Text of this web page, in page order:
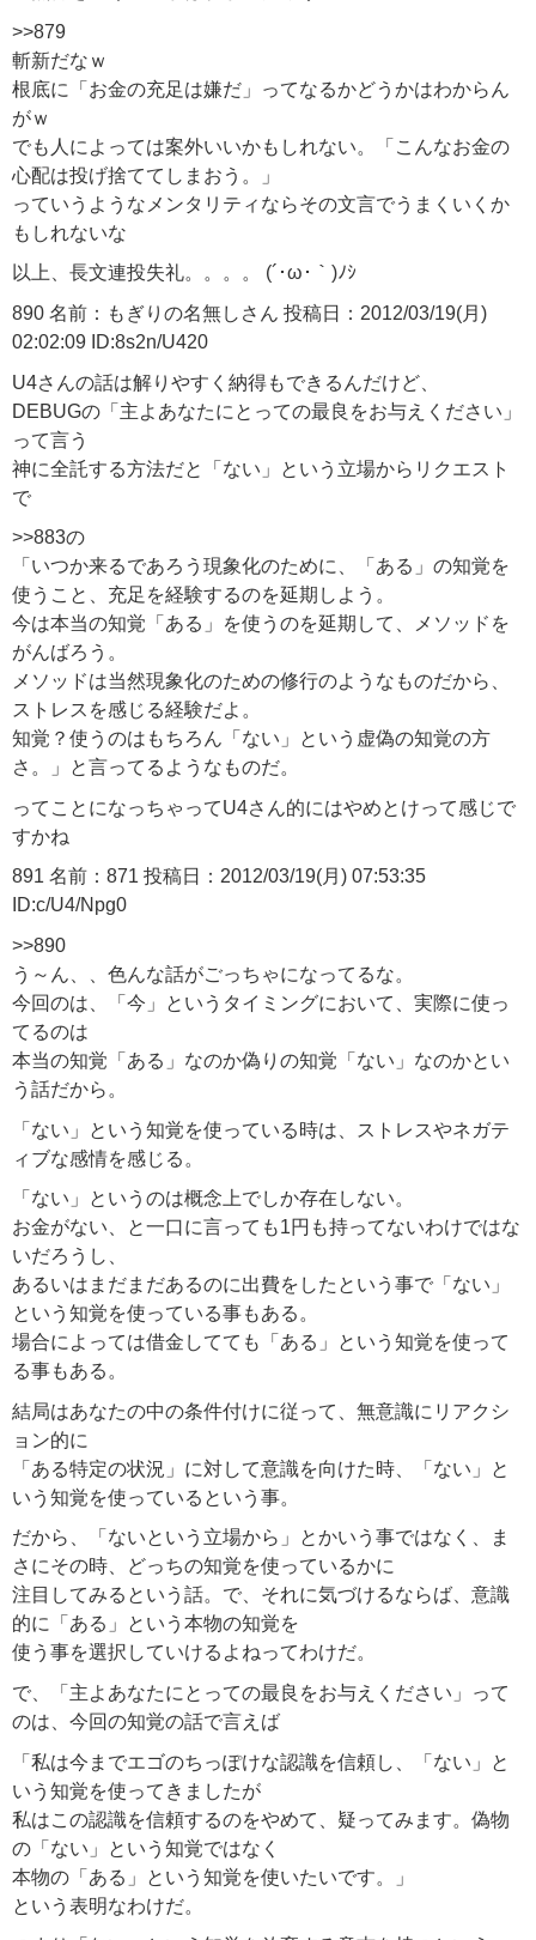
>>879
斬新だなｗ
根底に「お金の充足は嫌だ」ってなるかどうかはわからん
がｗ
でも人によっては案外いいかもしれない。「こんなお金の
心配は投げ捨ててしまおう。」
っていうようなメンタリティならその文言でうまくいくか
もしれないな
以上、長文連投失礼。。。。 (´･ω･｀)ﾉｼ
890 名前：もぎりの名無しさん 投稿日：2012/03/19(月)
02:02:09 ID:8s2n/U420
U4さんの話は解りやすく納得もできるんだけど、
DEBUGの「主よあなたにとっての最良をお与えください」
って言う
神に全託する方法だと「ない」という立場からリクエスト
で
>>883の
「いつか来るであろう現象化のために、「ある」の知覚を
使うこと、充足を経験するのを延期しよう。
今は本当の知覚「ある」を使うのを延期して、メソッドを
がんばろう。
メソッドは当然現象化のための修行のようなものだから、
ストレスを感じる経験だよ。
知覚？使うのはもちろん「ない」という虚偽の知覚の方
さ。」と言ってるようなものだ。
ってことになっちゃってU4さん的にはやめとけって感じで
すかね
891 名前：871 投稿日：2012/03/19(月) 07:53:35
ID:c/U4/Npg0
>>890
う～ん、、色んな話がごっちゃになってるな。
今回のは、「今」というタイミングにおいて、実際に使っ
てるのは
本当の知覚「ある」なのか偽りの知覚「ない」なのかとい
う話だから。
「ない」という知覚を使っている時は、ストレスやネガテ
ィブな感情を感じる。
「ない」というのは概念上でしか存在しない。
お金がない、と一口に言っても1円も持ってないわけではな
いだろうし、
あるいはまだまだあるのに出費をしたという事で「ない」
という知覚を使っている事もある。
場合によっては借金してても「ある」という知覚を使って
る事もある。
結局はあなたの中の条件付けに従って、無意識にリアクシ
ョン的に
「ある特定の状況」に対して意識を向けた時、「ない」と
いう知覚を使っているという事。
だから、「ないという立場から」とかいう事ではなく、ま
さにその時、どっちの知覚を使っているかに
注目してみるという話。で、それに気づけるならば、意識
的に「ある」という本物の知覚を
使う事を選択していけるよねってわけだ。
で、「主よあなたにとっての最良をお与えください」って
のは、今回の知覚の話で言えば
「私は今までエゴのちっぽけな認識を信頼し、「ない」と
いう知覚を使ってきましたが
私はこの認識を信頼するのをやめて、疑ってみます。偽物
の「ない」という知覚ではなく
本物の「ある」という知覚を使いたいです。」
という表明なわけだ。